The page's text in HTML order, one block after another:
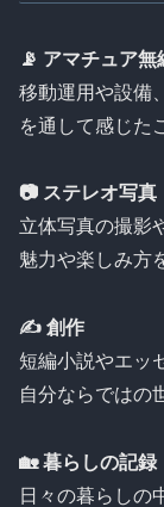
📡 アマチュア無
移動運用や設備
を通して感じた
📷 ステレオ写真
立体写真の撮影
魅力や楽しみ方
✍️ 創作
短編小説やエッ
自分ならではの
🏡 暮らしの記録
日々の暮らしの